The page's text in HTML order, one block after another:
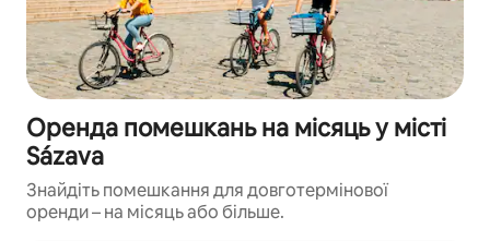
Оренда помешкань на місяць у місті
Sázava
Знайдіть помешкання для довготермінової
оренди – на місяць або більше.